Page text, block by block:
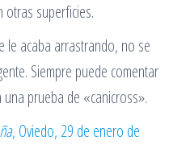
otras superficies.
le acaba arrastrando, no se
Siempre puede comentar
prueba de «canicross».
, Oviedo, 29 de enero de